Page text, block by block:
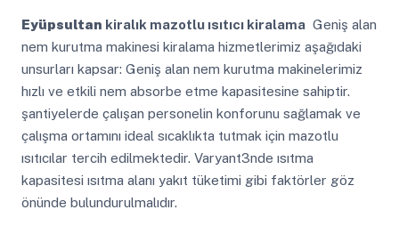
Eyüpsultan kiralık mazotlu ısıtıcı kiralamaGeniş alan
nem kurutma makinesi kiralama hizmetlerimiz aşağıdaki
unsurları kapsar: Geniş alan nem kurutma makinelerimiz
hızlı ve etkili nem absorbe etme kapasitesine sahiptir.
şantiyelerde çalışan personelin konforunu sağlamak ve
çalışma ortamını ideal sıcaklıkta tutmak için mazotlu
ısıtıcılar tercih edilmektedir. Varyant3nde ısıtma
kapasitesi ısıtma alanı yakıt tüketimi gibi faktörler göz
önünde bulundurulmalıdır.